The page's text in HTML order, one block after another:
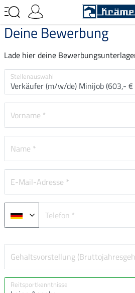
Deine Bewerbung
Lade hier deine